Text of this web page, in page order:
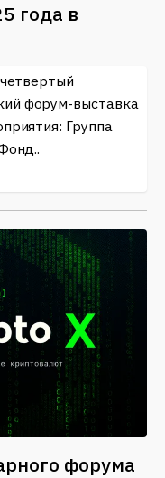
года в
форум-выставка
Группа
форума